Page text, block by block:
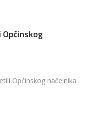
Općinskog načelnika